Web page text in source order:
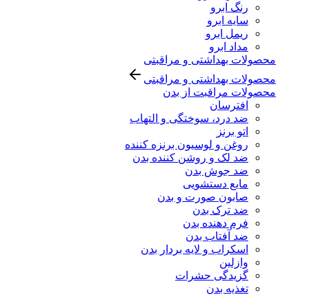
رنگ ابرو
سایه ابرو
ریمل ابرو
مداد ابرو
محصولات بهداشتی و مراقبتی
محصولات بهداشتی و مراقبتی
محصولات مراقبت از بدن
افترسان
ضد درد، سوختگی و التهاب
اتو برنز
روغن و لوسیون برنزه کننده
ضد لک و روشن کننده بدن
ضد جوش بدن
مایع دستشویی
صابون صورت و بدن
ضد ترک بدن
فرم دهنده بدن
ضد آفتاب بدن
اسکراب و لایه بردار بدن
وازلین
گزیدگی حشرات
تغذیه بدن